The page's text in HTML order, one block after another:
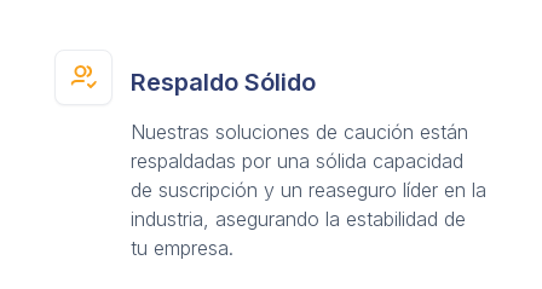
Respaldo Sólido
Nuestras soluciones de caución están
respaldadas por una sólida capacidad
de suscripción y un reaseguro líder en la
industria, asegurando la estabilidad de
tu empresa.